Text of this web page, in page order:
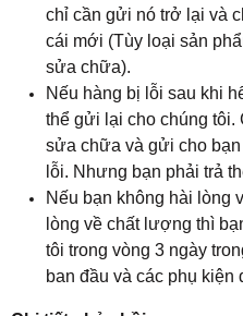
chỉ cần gửi nó trở lại và
cái mới (Tùy loại sản
sửa chữa).
Nếu hàng bị lỗi sau khi
thể gửi lại cho chúng tôi.
sửa chữa và gửi cho
lỗi. Nhưng bạn phải trả
Nếu bạn không hài lòng
lòng về chất lượng thì
tôi trong vòng 3 ngày
ban đầu và các phụ kiện